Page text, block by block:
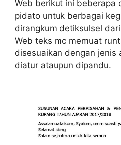
Web berikut ini beberapa
pidato untuk berbagai
dirangkum detiksulsel
Web teks mc memuat
disesuaikan dengan jenis
diatur ataupun dipandu.